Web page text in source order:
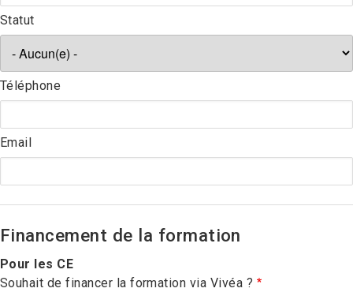
Statut
Téléphone
Email
Financement de la formation
Pour les CE
Souhait de financer la formation via Vivéa ?